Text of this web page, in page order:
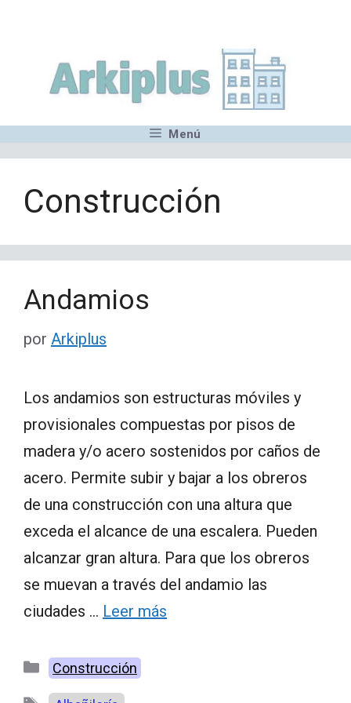
contenido
Menú
Construcción
Andamios
por Arkiplus
Los andamios son estructuras móviles y
provisionales compuestas por pisos de
madera y/o acero sostenidos por caños de
acero. Permite subir y bajar a los obreros
de una construcción con una altura que
exceda el alcance de una escalera. Pueden
alcanzar gran altura. Para que los obreros
se muevan a través del andamio las
ciudades … Leer más
Categorías
Construcción